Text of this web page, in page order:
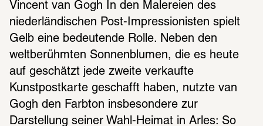
Vincent van Gogh In den Malereien des
niederländischen Post-Impressionisten spielt
Gelb eine bedeutende Rolle. Neben den
weltberühmten Sonnenblumen, die es heute
auf geschätzt jede zweite verkaufte
Kunstpostkarte geschafft haben, nutzte van
Gogh den Farbton insbesondere zur
Darstellung seiner Wahl-Heimat in Arles: So